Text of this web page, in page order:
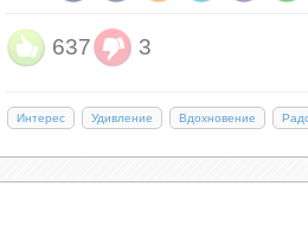
eVTOL самостоятельно
опустится на землю.
Что касается спецификаций,
обеспечивает пиковую
118 л.с). Вкупе с литий-
предлагает короткие
637 3
Интерес Удивление Вдохновение